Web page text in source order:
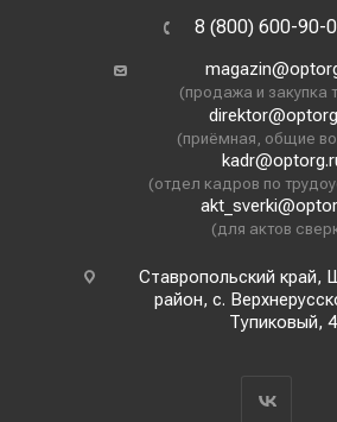
8 (800) 600-90-
(продажа и закупка
(приёмная, общие
(отдел кадров по
(для актов
Ставропольский край,
район, с.
Тупиковый, 4